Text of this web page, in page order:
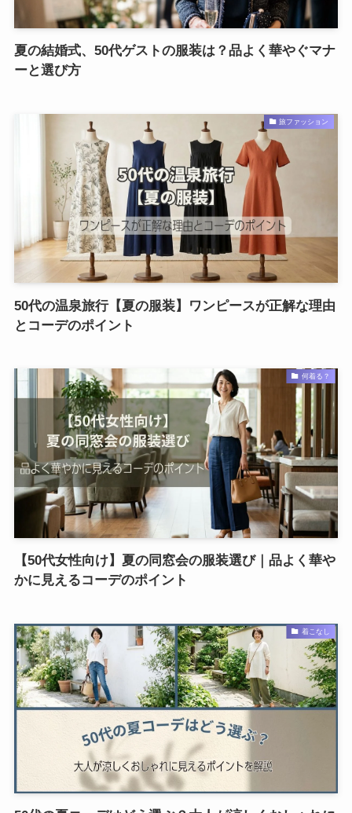
夏の結婚式、50代ゲストの服装は？品よく華やぐマナ
ーと選び方
旅ファッション
50代の温泉旅行【夏の服装】ワンピースが正解な理由
とコーデのポイント
何着る？
【50代女性向け】夏の同窓会の服装選び｜品よく華や
かに見えるコーデのポイント
着こなし